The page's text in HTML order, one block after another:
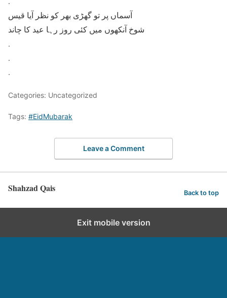
آسماں پر تو گھڑی بھر کو نظر آیا قیس
شوخ آنکھوں میں کئی روز رہا عید کا چاند
.
.
.
Categories: Uncategorized
Tags: #EidMubarak
Leave a Comment
Shahzad Qais Back to top
Exit mobile version